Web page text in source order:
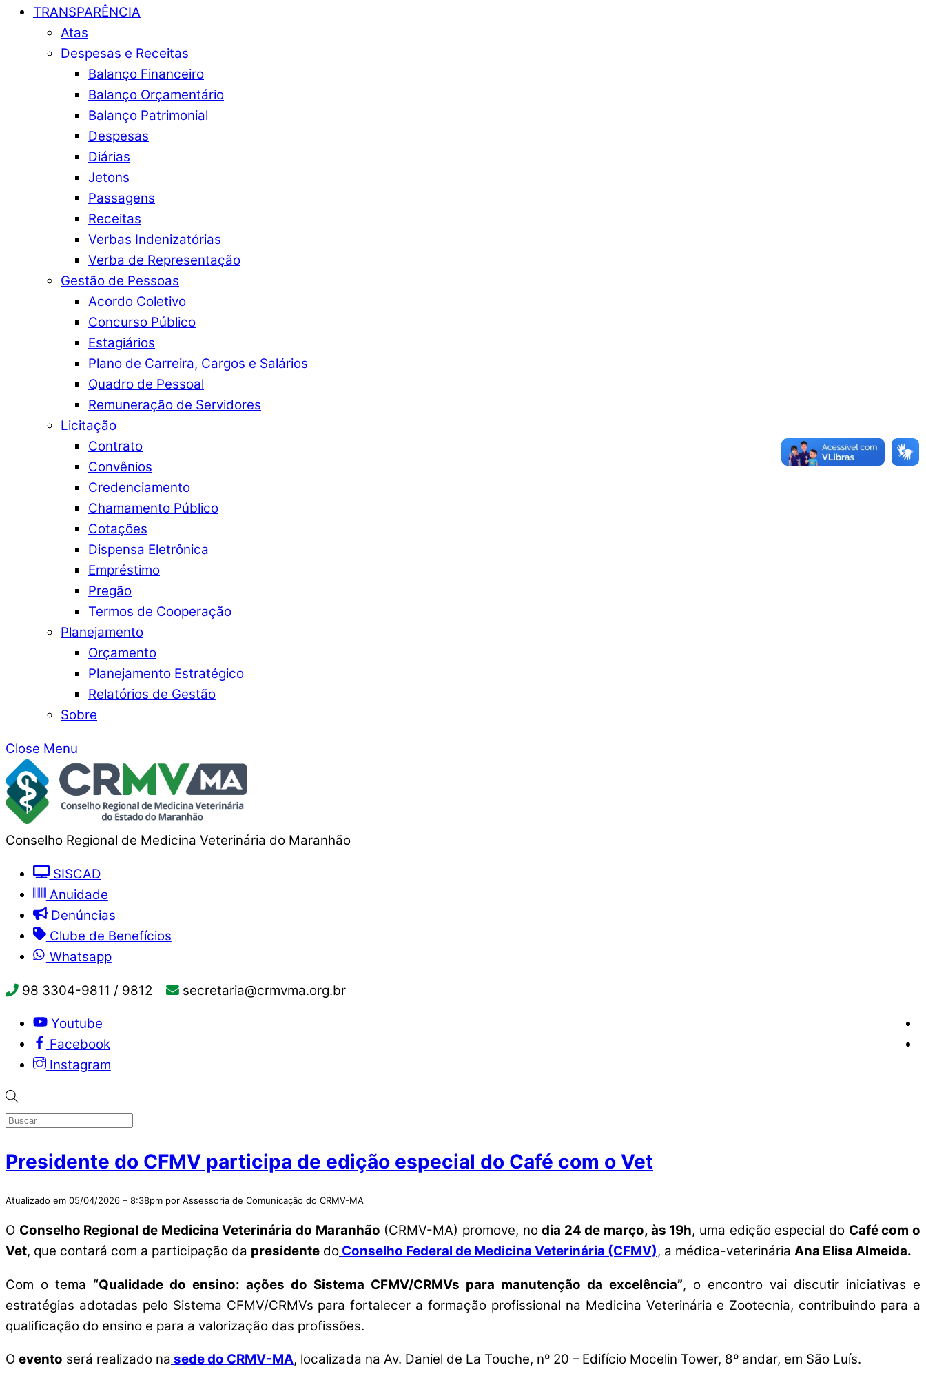
TRANSPARÊNCIA
Atas
Despesas e Receitas
Balanço Financeiro
Balanço Orçamentário
Balanço Patrimonial
Despesas
Diárias
Jetons
Passagens
Receitas
Verbas Indenizatórias
Verba de Representação
Gestão de Pessoas
Acordo Coletivo
Concurso Público
Estagiários
Plano de Carreira, Cargos e Salários
Quadro de Pessoal
Remuneração de Servidores
Licitação
Contrato
Convênios
Credenciamento
Chamamento Público
Cotações
Dispensa Eletrônica
Empréstimo
Pregão
Termos de Cooperação
Planejamento
Orçamento
Planejamento Estratégico
Relatórios de Gestão
Sobre
Close Menu
Conselho Regional de Medicina Veterinária do Maranhão
SISCAD
Anuidade
Denúncias
Clube de Benefícios
Whatsapp
98 3304-9811 / 9812 secretaria@crmvma.org.br
Youtube
Facebook
Instagram
Presidente do CFMV participa de edição especial do Café com o Vet
Atualizado em 05/04/2026 – 8:38pm por Assessoria de Comunicação do CRMV-MA
O Conselho Regional de Medicina Veterinária do Maranhão (CRMV-MA) promove, nodia 24 de março, às 19h, uma edição especial do Café com o
Vet, que contará com a participação da presidente do Conselho Federal de Medicina Veterinária (CFMV), a médica-veterinária Ana Elisa Almeida.
Com o tema “Qualidade do ensino: ações do Sistema CFMV/CRMVs para manutenção da excelência”, o encontro vai discutir iniciativas e
estratégias adotadas pelo Sistema CFMV/CRMVs para fortalecer a formação profissional na Medicina Veterinária e Zootecnia, contribuindo para a
qualificação do ensino e para a valorização das profissões.
O evento será realizado na sede do CRMV-MA, localizada na Av. Daniel de La Touche, nº 20 – Edifício Mocelin Tower, 8º andar, em São Luís.